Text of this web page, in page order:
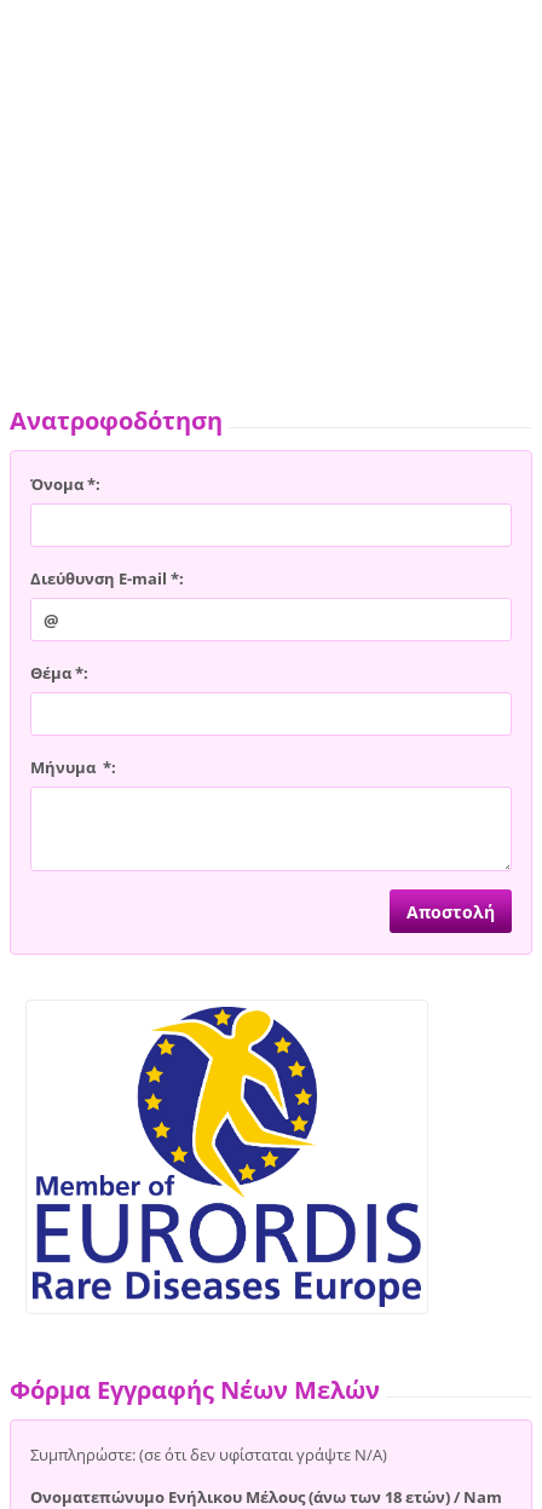
Ανατροφοδότηση
Όνομα *:
Διεύθυνση E-mail *:
Θέμα *:
Μήνυμα *:
Φόρμα Εγγραφής Νέων Μελών
Συμπληρώστε: (σε ότι δεν υφίσταται γράψτε Ν/Α)
Ονοματεπώνυμο Ενήλικου Μέλους (άνω των 18 ετών) / Nam